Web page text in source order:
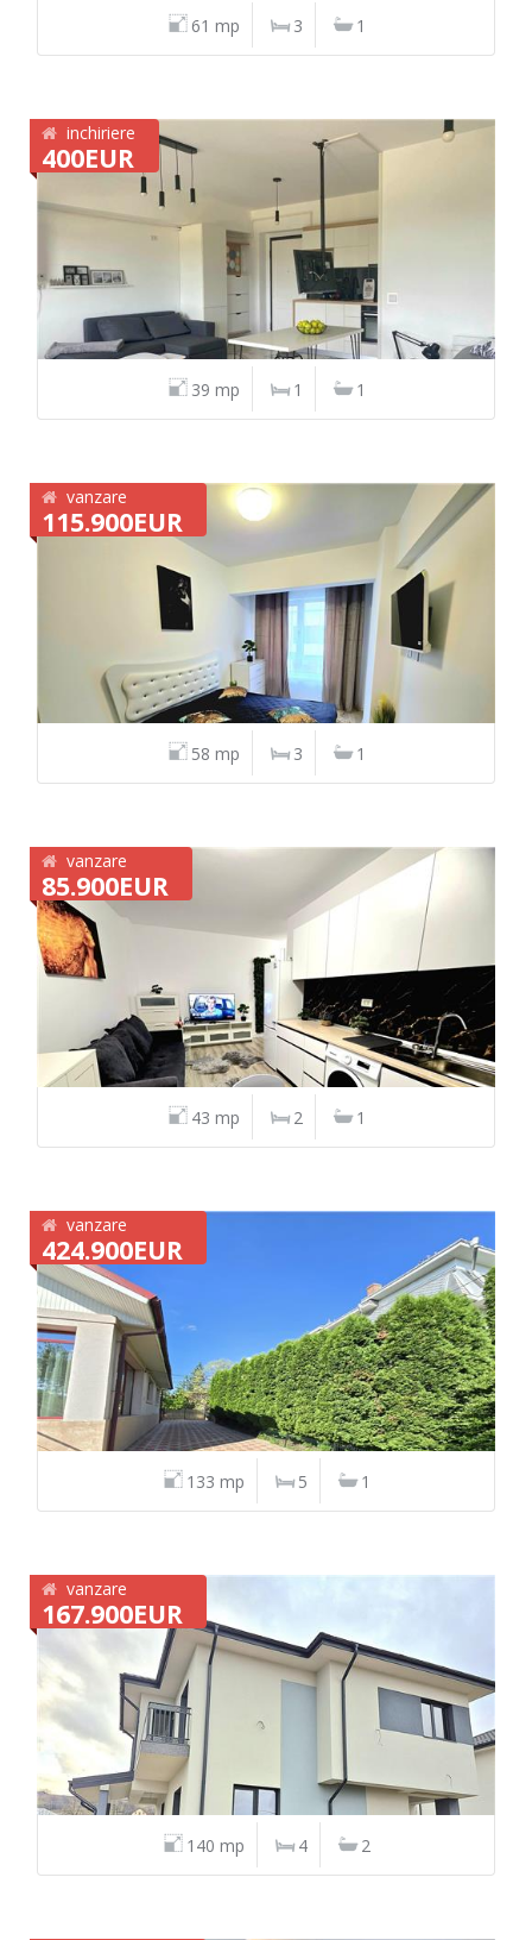
61 mp 3 1
inchiriere
400EUR
39 mp 1 1
vanzare
115.900EUR
58 mp 3 1
vanzare
85.900EUR
43 mp 2 1
vanzare
424.900EUR
133 mp 5 1
vanzare
167.900EUR
140 mp 4 2